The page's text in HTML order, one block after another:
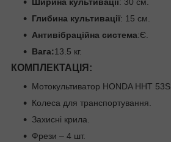
Глибина культивації: 15 см.
Антивібраційна система:Є.
Вага:13.5 кг.
КОМПЛЕКТАЦІЯ:
Мотокультиватор HONDA HHT 53S.
Колеса для транспортування.
Захисні крила.
Фрези – 4 шт.